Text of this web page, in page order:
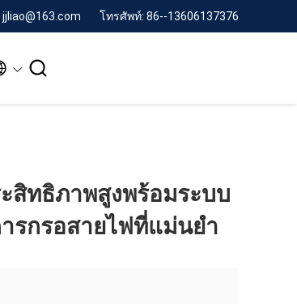
jjliao@163.com โทรศัพท์: 86--13606137376

สิทธิภาพสูงพร้อมระบบ
รกรอสายไฟที่แม่นยำ